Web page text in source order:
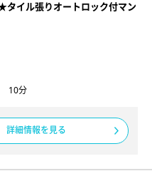
イル張りオートロック付マン
10分
詳細情報を見る